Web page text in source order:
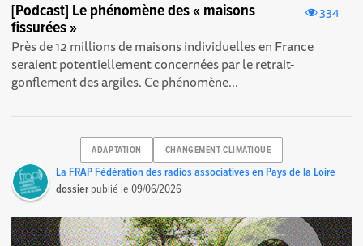
334
[Podcast] Le phénomène des « maisons
fissurées »
Près de 12 millions de maisons individuelles en France
seraient potentiellement concernées par le retrait-
gonflement des argiles. Ce phénomène...
ADAPTATION CHANGEMENT-CLIMATIQUE
La FRAP Fédération des radios associatives en Pays de la Loire
dossier publié le09/06/2026